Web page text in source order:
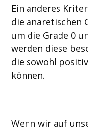
Ein anderes
die anaretischen
um die Grade 0
werden diese
die sowohl
können.
Wenn wir auf